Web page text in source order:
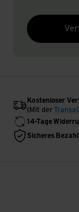
Kostenloser
(Mit der
14-Tage
Sicheres